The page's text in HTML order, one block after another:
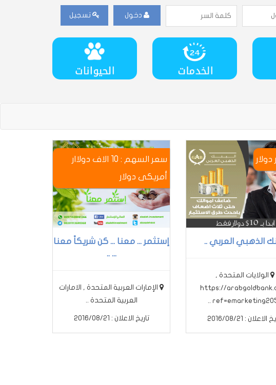
دخول تسجيل
الذهبي العربي ..
الولايات المتحدة ,
https://
الاعلان : 2016/08/21
سعر السهم : 10 الاف دولاار
أمريكى دوﻻر
إستثمر ... معنا ... كن شريكاً معنا
... ..
الإمارات العربية المتحدة , الامارات
العربية المتحدة ..
تاريخ الاعلان : 2016/08/21